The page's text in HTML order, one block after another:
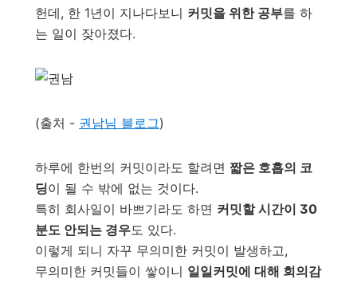
헌데, 한 1년이 지나다보니 커밋을 위한 공부를 하
는 일이 잦아졌다.
(출처 - 권남님 블로그)
하루에 한번의 커밋이라도 할려면 짧은 호흡의 코
딩이 될 수 밖에 없는 것이다.
특히 회사일이 바쁘기라도 하면 커밋할 시간이 30
분도 안되는 경우도 있다.
이렇게 되니 자꾸 무의미한 커밋이 발생하고,
무의미한 커밋들이 쌓이니 일일커밋에 대해 회의감